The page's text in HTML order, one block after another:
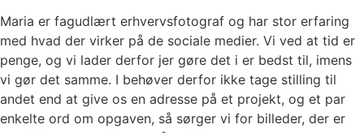
Maria er fagudlært erhvervsfotograf og har stor erfaring
med hvad der virker på de sociale medier. Vi ved at tid er
penge, og vi lader derfor jer gøre det i er bedst til, imens
vi gør det samme. I behøver derfor ikke tage stilling til
andet end at give os en adresse på et projekt, og et par
enkelte ord om opgaven, så sørger vi for billeder, der er